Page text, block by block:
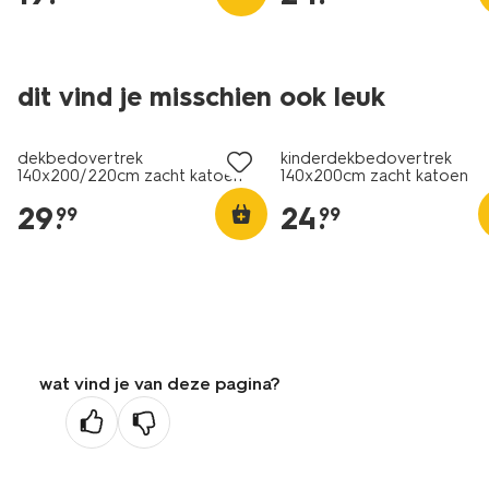
dit vind je misschien ook leuk
dekbedovertrek
140x200/220cm zacht katoen
29.
99
kinderdekbedovertrek
140x200cm zacht katoen
24.
99
wat vind je van deze pagina?